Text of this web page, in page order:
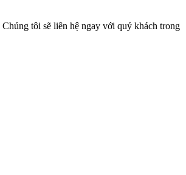
Chúng tôi sẽ liên hệ ngay với quý khách trong